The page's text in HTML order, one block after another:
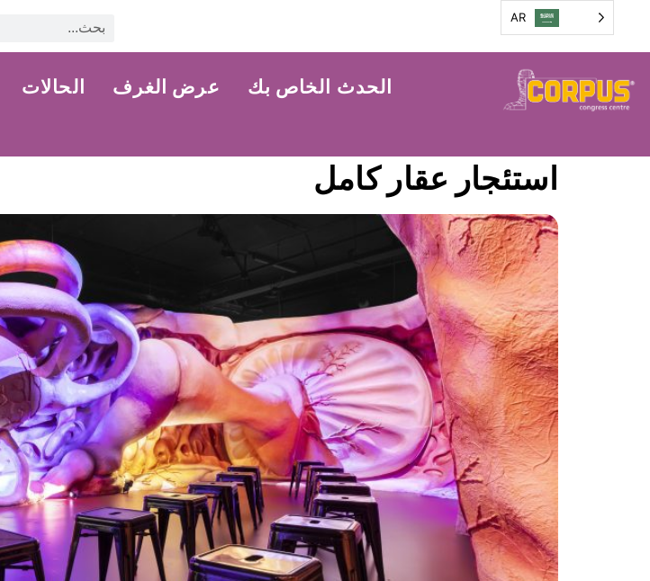
الحدث الخاص بك عرض الغرف الحالات
استئجار عقار كامل
AR